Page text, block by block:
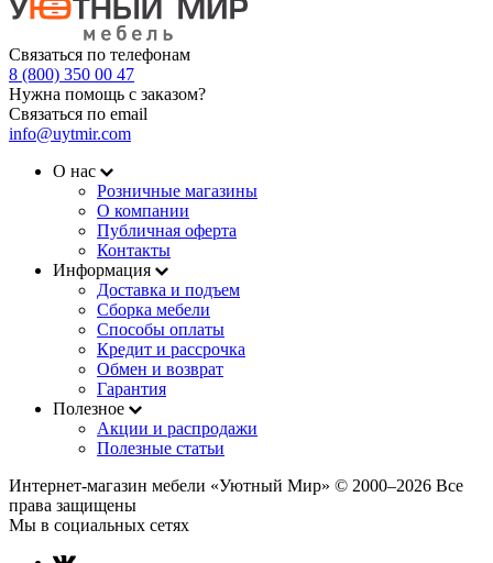
Связаться по телефонам
8 (800) 350 00 47
Нужна помощь с заказом?
Связаться по email
info@uytmir.com
О нас
Розничные магазины
О компании
Публичная оферта
Контакты
Информация
Доставка и подъем
Сборка мебели
Способы оплаты
Кредит и рассрочка
Обмен и возврат
Гарантия
Полезное
Акции и распродажи
Полезные статьи
Интернет-магазин мебели «Уютный Мир» © 2000‒2026 Все
права защищены
Мы в социальных сетях